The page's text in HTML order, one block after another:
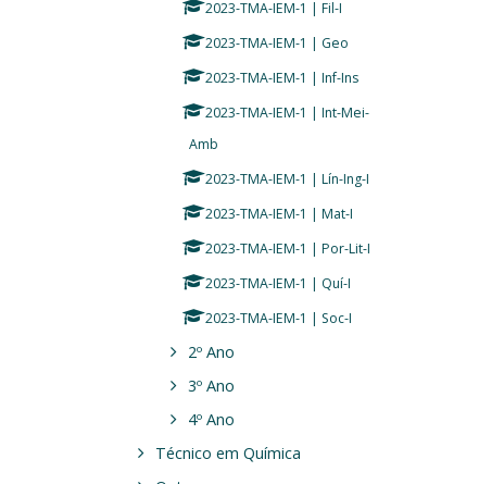
2023-TMA-IEM-1 | Fil-I
2023-TMA-IEM-1 | Geo
2023-TMA-IEM-1 | Inf-Ins
2023-TMA-IEM-1 | Int-Mei-
Amb
2023-TMA-IEM-1 | Lín-Ing-I
2023-TMA-IEM-1 | Mat-I
2023-TMA-IEM-1 | Por-Lit-I
2023-TMA-IEM-1 | Quí-I
2023-TMA-IEM-1 | Soc-I
2º Ano
3º Ano
4º Ano
Técnico em Química